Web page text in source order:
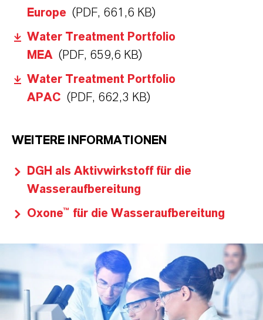
Europe (PDF, 661,6 KB)
Water Treatment Portfolio
MEA (PDF, 659,6 KB)
Water Treatment Portfolio
APAC (PDF, 662,3 KB)
WEITERE INFORMATIONEN
DGH als Aktivwirkstoff für die
Wasseraufbereitung
Oxone™ für die Wasseraufbereitung